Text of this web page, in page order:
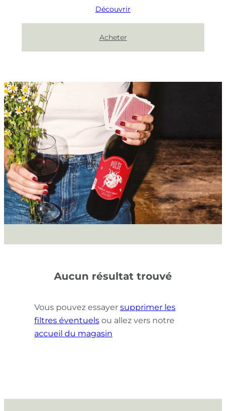
Découvrir
Acheter
Aucun résultat trouvé
Vous pouvez essayer supprimer les
filtres éventuels ou allez vers notre
accueil du magasin